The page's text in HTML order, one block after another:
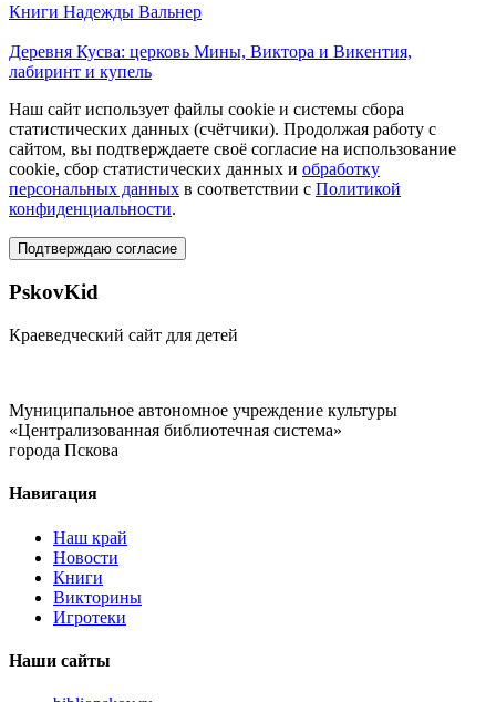
Книги Надежды Вальнер
Деревня Кусва: церковь Мины, Виктора и Викентия,
лабиринт и купель
Наш сайт использует файлы cookie и системы сбора
статистических данных (счётчики). Продолжая работу с
сайтом, вы подтверждаете своё согласие на использование
cookie, сбор статистических данных и обработку
персональных данных в соответствии с Политикой
конфиденциальности.
Подтверждаю согласие
PskovKid
Краеведческий сайт для детей
Муниципальное автономное учреждение культуры
«Централизованная библиотечная система»
города Пскова
Навигация
Наш край
Новости
Книги
Викторины
Игротеки
Наши сайты